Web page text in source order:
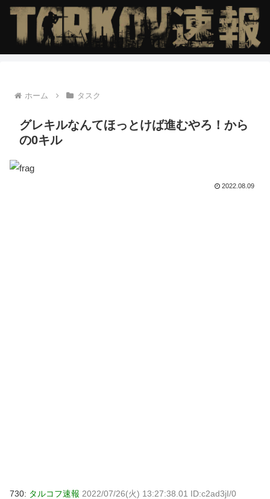
ホーム タスク
グレキルなんてほっとけば進むやろ！から
の0キル
2022.08.09
730: タルコフ速報 2022/07/26(火) 13:27:38.01 ID:c2ad3jI/0